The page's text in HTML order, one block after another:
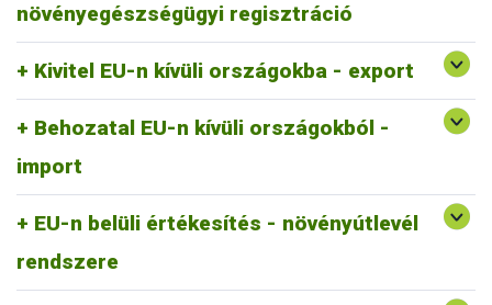
növényegészségügyi regisztráció
Kivitel EU-n kívüli országokba - export
Behozatal EU-n kívüli országokból -
import
EU-n belüli értékesítés - növényútlevél
rendszere